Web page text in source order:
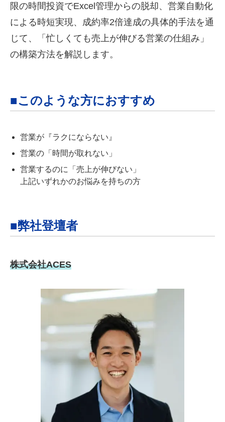
限の時間投資でExcel管理からの脱却、営業自動化
による時短実現、成約率2倍達成の具体的手法を通
じて、「忙しくても売上が伸びる営業の仕組み」
の構築方法を解説します。
■このような方におすすめ
営業が『ラクにならない』
営業の「時間が取れない」
営業するのに「売上が伸びない」
上記いずれかのお悩みを持ちの方
■弊社登壇者
株式会社ACES